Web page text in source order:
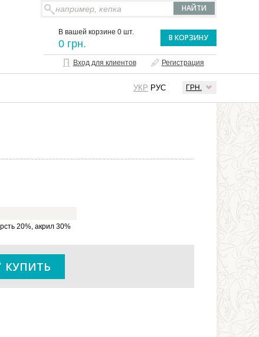
В вашей корзине 0 шт.
0 грн.
В КОРЗИНУ
Вход для клиентов Регистрация
ГРН.
УКР РУС
20%, акрил 30%
КУПИТЬ